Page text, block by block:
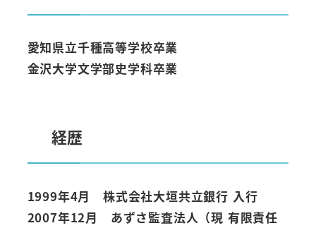
愛知県立千種高等学校卒業
金沢大学文学部史学科卒業
経歴
1999年4月 株式会社大垣共立銀行 入行
2007年12月 あずさ監査法人（現 有限責任